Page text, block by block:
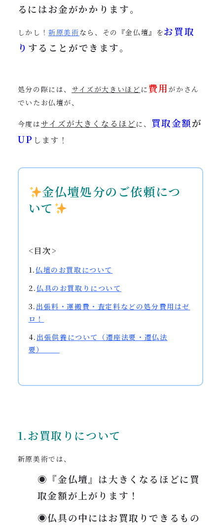
るにはお金がかかります。
しかし！新原美術なら、その『金仏壇』をお買取
り することができます。
処分の際には、 サイズが大きいほど に費用 がかさん
でいたお仏壇が、
今度はサイズが大きくなるほど に、 買取金額が
UP します！
金仏壇処分のご依頼につ
いて
<目次>
1.仏壇のお買取について
2.仏具のお買取りについて
3. 出張料・運搬費・査定料などの処分費用はゼ
ロ！
4. 出張供養 について（遷座法要・遷仏法
要）
1.お買取りについて
新原美術では、
◉『金仏壇』は大きくなるほどに買
取金額が上がります！
◉仏具の中にはお買取りできるもの